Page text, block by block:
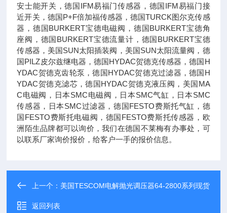
安士能开关，德国IFM易福门传感器，德国IFM易福门接
近开关，德国P+F倍加福传感器，德国TURCK图尔克传感
器，德国BURKERT宝德电磁阀，德国BURKERT宝德角
座阀，德国BURKERT宝德流量计，德国BURKERT宝德
传感器，美国SUN太阳插装阀，美国SUN太阳流量阀，德
国PILZ皮尔兹继电器，德国HYDAC贺德克传感器，德国H
YDAC贺德克齿轮泵，德国HYDAC贺德克过滤器，德国H
YDAC贺德克滤芯，德国HYDAC贺德克液压阀，美国MA
C电磁阀，日本SMC电磁阀，日本SMC气缸，日本SMC
传感器，日本SMC过滤器，德国FESTO费斯托气缸，德
国FESTO费斯托电磁阀，德国FESTO费斯托传感器，欧
洲陌生品牌都可以询价，我们在德国不莱梅有办事处，可
以联系厂家询价报价，给客户一手的报价信息。
上一个： 美国TESCOM电解抛光调压器64-2800系列现货
返回列表